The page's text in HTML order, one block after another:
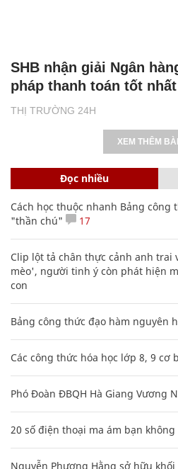
THỊ TRƯỜNG 24H
SHB nhận giải Ngân
pháp thanh toán tốt
XEM THÊM
Đọc nhiều
Cách học thuộc nhanh Bảng
"thần chú"
17
Clip lột tả chân thực cảnh anh trai
mèo', người tinh ý còn phát hiện
con
Bảng công thức đạo hàm nguyên
Các công thức hóa học lớp 8, 9 cơ
Phó Đoàn ĐBQH Hà Giang Vương
20 số điện thoại ma ám bạn
Nguyễn Phương Hằng sở hữu